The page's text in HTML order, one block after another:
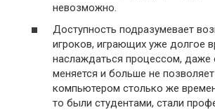
невозможно.
Доступность подразумевает
игроков, играющих уже долгое
наслаждаться процессом, даже
меняется и больше не
компьютером столько же
то были студентами, стали